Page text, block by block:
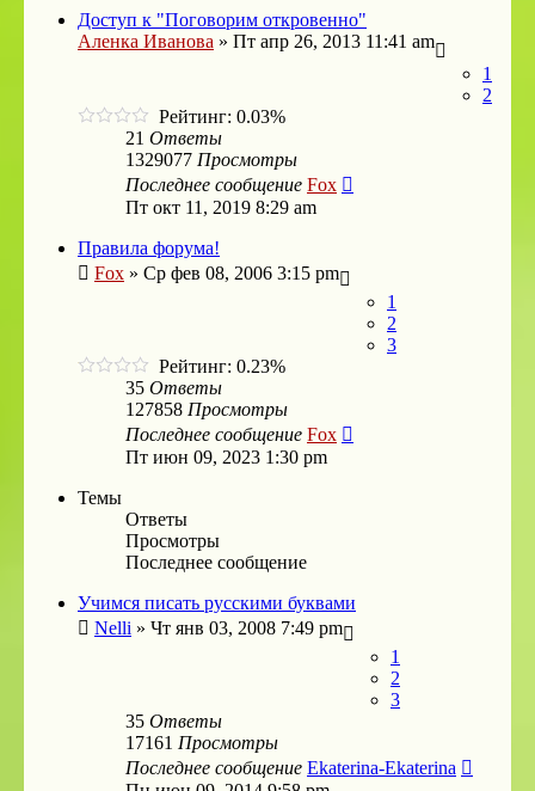
Доступ к "Поговорим откровенно"
Аленка Иванова » Пт апр 26, 2013 11:41 am
1
2
Рейтинг: 0.03%
21 Ответы
1329077 Просмотры
Последнее сообщение Fox
Пт окт 11, 2019 8:29 am
Правила форума!
Fox » Ср фев 08, 2006 3:15 pm
1
2
3
Рейтинг: 0.23%
35 Ответы
127858 Просмотры
Последнее сообщение Fox
Пт июн 09, 2023 1:30 pm
Темы
Ответы
Просмотры
Последнее сообщение
Учимся писать русскими буквами
Nelli » Чт янв 03, 2008 7:49 pm
1
2
3
35 Ответы
17161 Просмотры
Последнее сообщение Ekaterina-Ekaterina